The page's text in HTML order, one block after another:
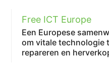
Free ICT Europe
Een Europese
om vitale technologie
repareren en